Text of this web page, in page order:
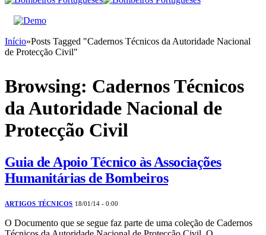
Início»Posts Tagged "Cadernos Técnicos da Autoridade Nacional
de Protecção Civil"
Browsing: Cadernos Técnicos
da Autoridade Nacional de
Protecção Civil
Guia de Apoio Técnico às Associações
Humanitárias de Bombeiros
ARTIGOS TÉCNICOS 18/01/14 - 0:00
O Documento que se segue faz parte de uma coleção de Cadernos